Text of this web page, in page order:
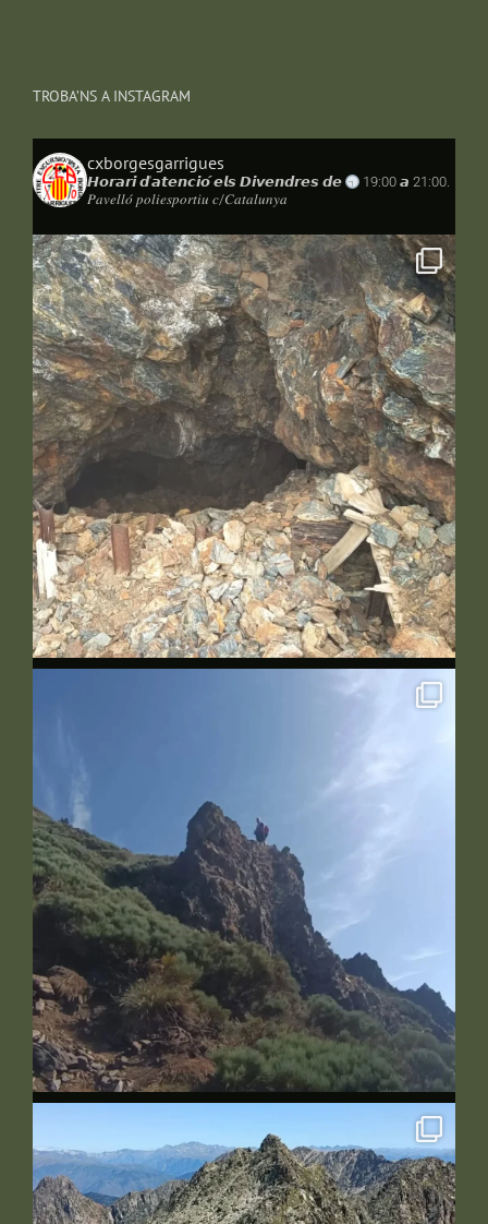
TROBA’NS A INSTAGRAM
cxborgesgarrigues
𝙃𝙤𝙧𝙖𝙧𝙞 𝙙'𝙖𝙩𝙚𝙣𝙘𝙞𝙤́ 𝙚𝙡𝙨 𝘿𝙞𝙫𝙚𝙣𝙙𝙧𝙚𝙨 𝙙𝙚
19:00 𝙖 21:00.
𝑃𝑎𝑣𝑒𝑙𝑙𝑜́ 𝑝𝑜𝑙𝑖𝑒𝑠𝑝𝑜𝑟𝑡𝑖𝑢 𝑐/𝐶𝑎𝑡𝑎𝑙𝑢𝑛𝑦𝑎